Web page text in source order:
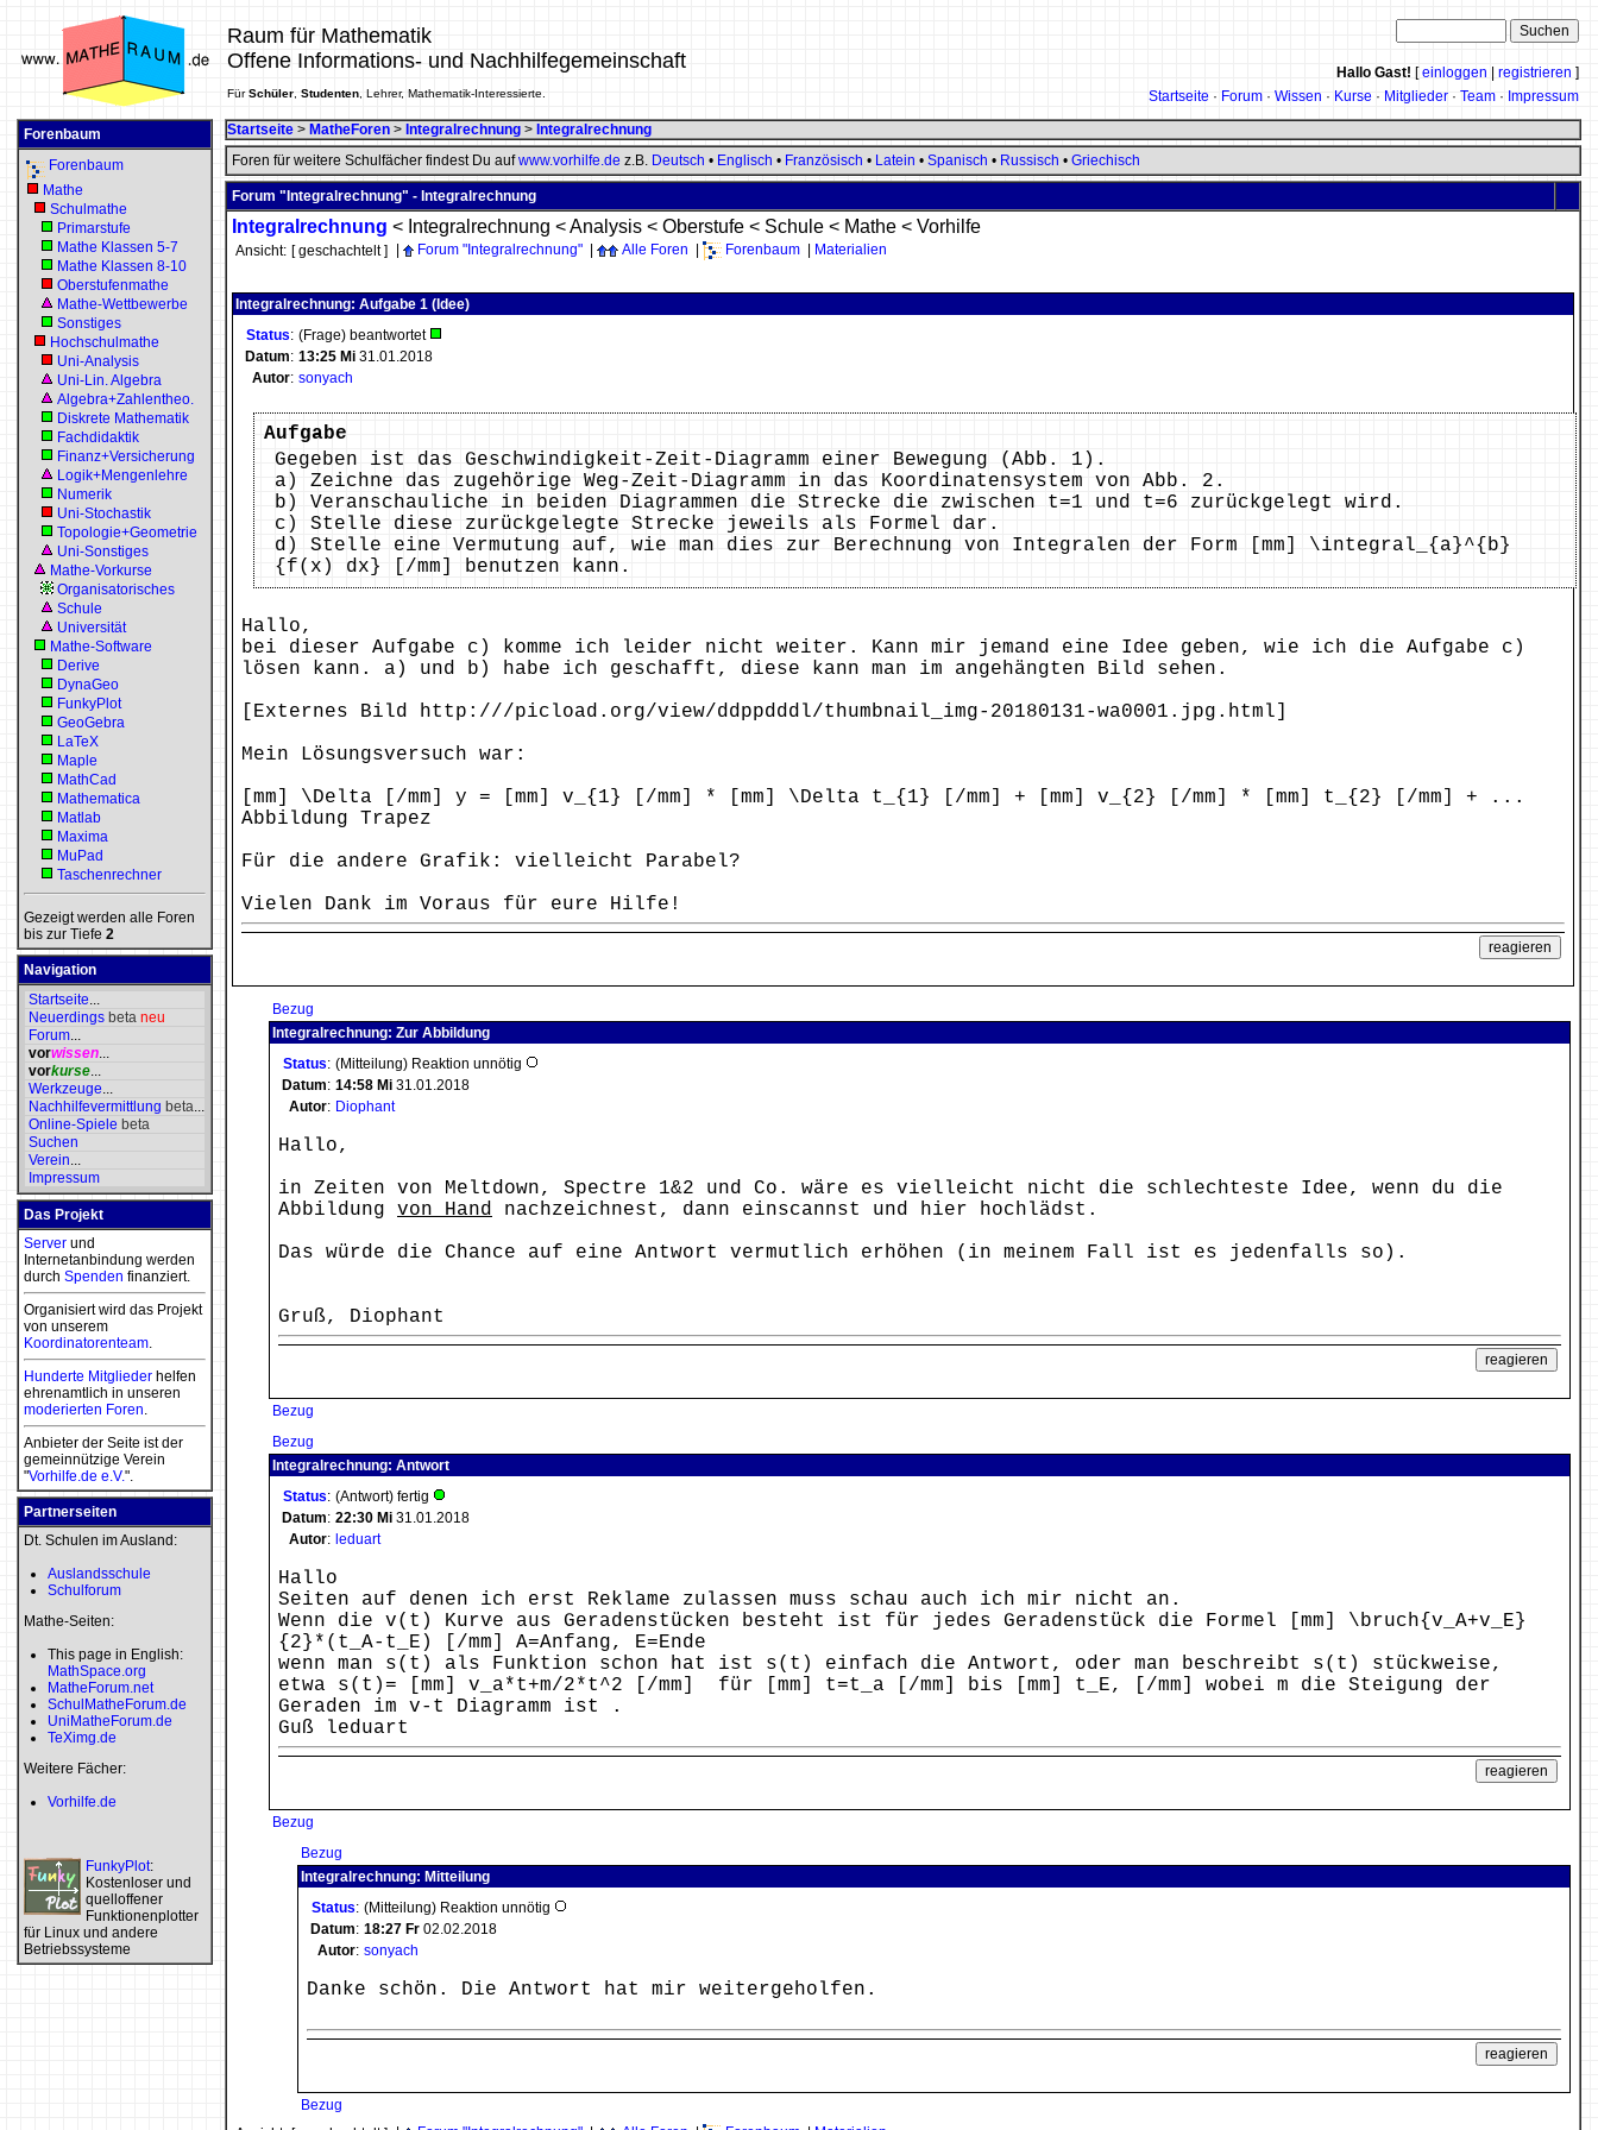
Raum für Mathematik
Offene Informations- und Nachhilfegemeinschaft
FürSchüler Studenten , Lehrer, Mathematik-Interessierte.
Hallo Gast! [einloggen registrieren ]
Startseite · Forum · Wissen · Kurse · Mitglieder · Team · Impressum
Forenbaum
Forenbaum
Mathe
Schulmathe
Primarstufe
Mathe Klassen 5-7
Mathe Klassen 8-10
Oberstufenmathe
Mathe-Wettbewerbe
Sonstiges
Hochschulmathe
Uni-Analysis
Uni-Lin. Algebra
Algebra+Zahlentheo.
Diskrete Mathematik
Fachdidaktik
Finanz+Versicherung
Logik+Mengenlehre
Numerik
Uni-Stochastik
Topologie+Geometrie
Uni-Sonstiges
Mathe-Vorkurse
Organisatorisches
Schule
Universität
Mathe-Software
Derive
DynaGeo
FunkyPlot
GeoGebra
LaTeX
Maple
MathCad
Mathematica
Matlab
Maxima
MuPad
Taschenrechner
Gezeigt werden alle Foren
bis zur Tiefe 2
Navigation
Startseite...
Neuerdings beta neu
Forum...
vorwissen...
vorkurse...
Werkzeuge...
Nachhilfevermittlung beta...
Online-Spiele beta
Suchen
Verein...
Impressum
Das Projekt
Server und
Internetanbindung werden
durch Spenden finanziert.
Organisiert wird das Projekt
von unserem
Koordinatorenteam.
Hunderte Mitglieder helfen
ehrenamtlich in unseren
moderierten Foren.
Anbieter der Seite ist der
gemeinnützige Verein
"Vorhilfe.de e.V.".
Partnerseiten
Dt. Schulen im Ausland:
Auslandsschule
Schulforum
Mathe-Seiten:
This page in English:
MathSpace.org
MatheForum.net
SchulMatheForum.de
UniMatheForum.de
TeXimg.de
Weitere Fächer:
Vorhilfe.de
FunkyPlot:
Kostenloser und
quelloffener
Funktionenplotter
für Linux und andere
Betriebssysteme
Startseite > MatheForen > Integralrechnung > Integralrechnung
Foren für weitere Schulfächer findest Du aufwww.vorhilfe.de z.B. Deutsch • Englisch • Französisch • Latein • Spanisch • Russisch • Griechisch
Forum "Integralrechnung" - Integralrechnung
Integralrechnung < Integralrechnung <Analysis < Oberstufe < Schule < Mathe < Vorhilfe
Ansicht: [ geschachtelt ] Forum "Integralrechnung" Alle Foren Forenbaum Materialien
Integralrechnung: Aufgabe 1 (Idee)
Status: (Frage) beantwortet
Datum: 13:25 Mi 31.01.2018
Autor: sonyach
Aufgabe
Gegeben ist das Geschwindigkeit-Zeit-Diagramm einer Bewegung (Abb. 1).
a) Zeichne das zugehörige Weg-Zeit-Diagramm in das Koordinatensystem von Abb. 2.
b) Veranschauliche in beiden Diagrammen die Strecke die zwischen t=1 und t=6 zurückgelegt wird.
c) Stelle diese zurückgelegte Strecke jeweils als Formel dar.
d) Stelle eine Vermutung auf, wie man dies zur Berechnung von Integralen der Form [mm] \integral_{a}^{b}
{f(x) dx} [/mm] benutzen kann.
Hallo,
bei dieser Aufgabe c) komme ich leider nicht weiter. Kann mir jemand eine Idee geben, wie ich die Aufgabe c)
lösen kann. a) und b) habe ich geschafft, diese kann man im angehängten Bild sehen.
[Externes Bild http:///picload.org/view/ddppdddl/thumbnail_img-20180131-wa0001.jpg.html ]
Mein Lösungsversuch war:
[mm] \Delta [/mm] y = [mm] v_{1} [/mm] * [mm] \Delta t_{1} [/mm] + [mm] v_{2} [/mm] * [mm] t_{2} [/mm] + ...
Abbildung Trapez
Für die andere Grafik: vielleicht Parabel?
Vielen Dank im Voraus für eure Hilfe!
Bezug
Integralrechnung: Zur Abbildung
Status: (Mitteilung) Reaktion unnötig
Datum: 14:58 Mi 31.01.2018
Autor: Diophant
Hallo,
in Zeiten von Meltdown, Spectre 1&2 und Co. wäre es vielleicht nicht die schlechteste Idee, wenn du die
Abbildung von Hand nachzeichnest, dann einscannst und hier hochlädst.
Das würde die Chance auf eine Antwort vermutlich erhöhen (in meinem Fall ist es jedenfalls so).
Gruß, Diophant
Bezug
Bezug
Integralrechnung: Antwort
Status: (Antwort) fertig
Datum: 22:30 Mi 31.01.2018
Autor: leduart
Hallo
Seiten auf denen ich erst Reklame zulassen muss schau auch ich mir nicht an.
Wenn die v(t) Kurve aus Geradenstücken besteht ist für jedes Geradenstück die Formel [mm] \bruch{v_A+v_E}
{2}*(t_A-t_E) [/mm] A=Anfang, E=Ende
wenn man s(t) als Funktion schon hat ist s(t) einfach die Antwort, oder man beschreibt s(t) stückweise,
etwa s(t)= [mm] v_a*t+m/2*t^2 [/mm] für [mm] t=t_a [/mm] bis [mm] t_E, [/mm] wobei m die Steigung der
Geraden im v-t Diagramm ist .
Guß leduart
Bezug
Bezug
Integralrechnung: Mitteilung
Status: (Mitteilung) Reaktion unnötig
Datum: 18:27 Fr 02.02.2018
Autor: sonyach
Danke schön. Die Antwort hat mir weitergeholfen.
Bezug